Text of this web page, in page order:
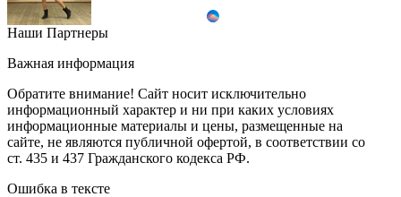
Ржу не переставая, это
не раз
i
Скрытая камера на
пляже Крыма: Что
люди вытворяют, когда
Наши Партнеры
Важная информация
Обратите внимание! Сайт носит исключительно
информационный характер и ни при каких условиях
информационные материалы и цены, размещенные на
сайте, не являются публичной офертой, в соответствии со
ст. 435 и 437 Гражданского кодекса РФ.
Ошибка в тексте